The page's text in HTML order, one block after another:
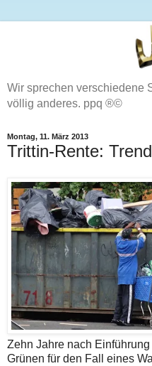
Wir sprechen verschiedene
völlig anderes. ppq ®©
Montag, 11. März 2013
Trittin-Rente:
Zehn Jahre nach Einführung
Grünen für den Fall eines